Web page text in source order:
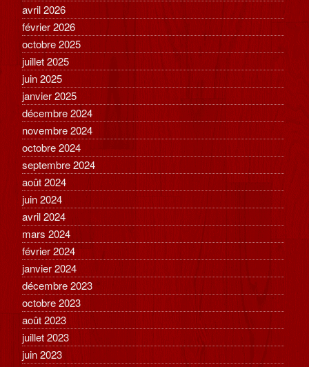
avril 2026
février 2026
octobre 2025
juillet 2025
juin 2025
janvier 2025
décembre 2024
novembre 2024
octobre 2024
septembre 2024
août 2024
juin 2024
avril 2024
mars 2024
février 2024
janvier 2024
décembre 2023
octobre 2023
août 2023
juillet 2023
juin 2023